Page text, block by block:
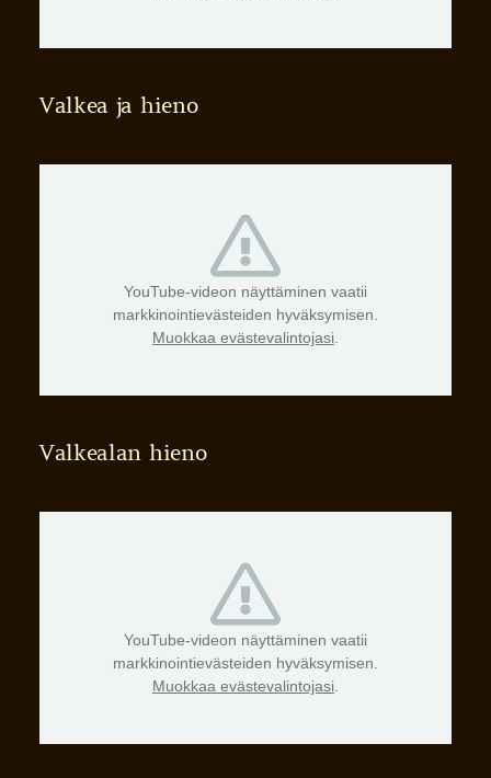
Valkea ja hieno
YouTube-videon näyttäminen vaatii
markkinointievästeiden hyväksymisen.
Muokkaa evästevalintojasi
Valkealan hieno
YouTube-videon näyttäminen vaatii
markkinointievästeiden hyväksymisen.
Muokkaa evästevalintojasi